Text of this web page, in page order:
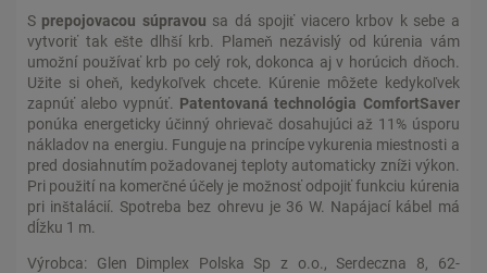
S prepojovacou súpravou sa dá spojiť viacero krbov k sebe a
vytvoriť tak ešte dlhší krb. Plameň nezávislý od kúrenia vám
umožní používať krb po celý rok, dokonca aj v horúcich dňoch.
Užite si oheň, kedykoľvek chcete. Kúrenie môžete kedykoľvek
zapnúť alebo vypnúť. Patentovaná technológia ComfortSaver
ponúka energeticky účinný ohrievač dosahujúci až 11% úsporu
nákladov na energiu. Funguje na princípe vykurenia miestnosti a
pred dosiahnutím požadovanej teploty automaticky zníži výkon.
Pri použití na komerčné účely je možnosť odpojiť funkciu kúrenia
pri inštalácií. Spotreba bez ohrevu je 36 W. Napájací kábel má
dĺžku 1 m.
Výrobca: Glen Dimplex Polska Sp z o.o., Serdeczna 8, 62-